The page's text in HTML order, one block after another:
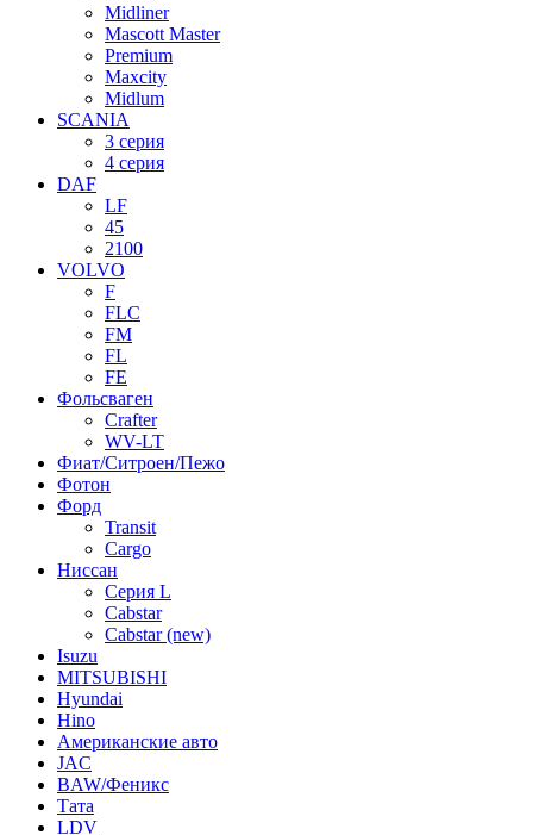
Midliner
Mascott Master
Premium
Maxcity
Midlum
SCANIA
3 серия
4 серия
DAF
LF
45
2100
VOLVO
F
FLC
FM
FL
FE
Фольсваген
Crafter
WV-LT
Фиат/Ситроен/Пежо
Фотон
Форд
Transit
Cargo
Ниссан
Серия L
Cabstar
Cabstar (new)
Isuzu
MITSUBISHI
Hyundai
Hino
Американские авто
JAC
BAW/Феникс
Тата
LDV